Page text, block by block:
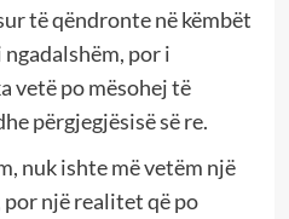
të qëndronte në këmbët
por i
vetë po mësohej të
përgjegjësisë së re.
nuk ishte më vetëm një
një realitet që po